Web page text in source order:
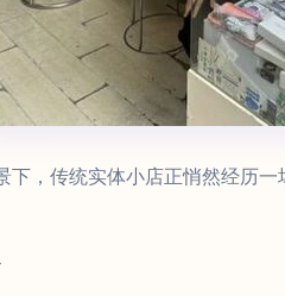
，传统实体小店正悄然经历